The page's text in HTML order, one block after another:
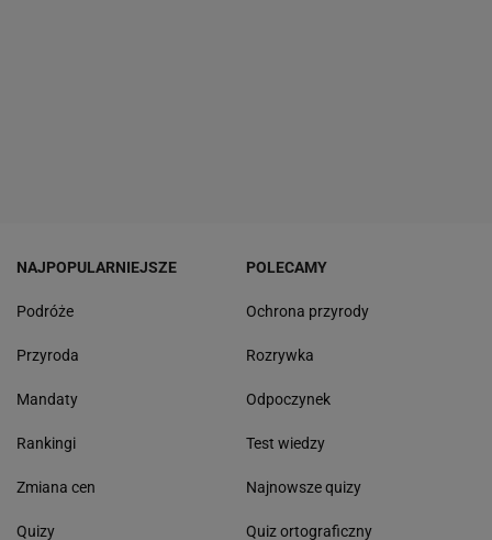
NAJPOPULARNIEJSZE
Podróże
Przyroda
Mandaty
Rankingi
Zmiana cen
Quizy
POLECAMY
Ochrona przyrody
Rozrywka
Odpoczynek
Test wiedzy
Najnowsze quizy
Quiz ortograficzny